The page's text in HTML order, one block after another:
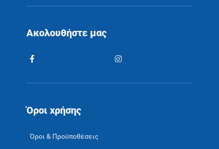
Ακολουθήστε μας
Όροι χρήσης
Όροι & Προϋποθέσεις